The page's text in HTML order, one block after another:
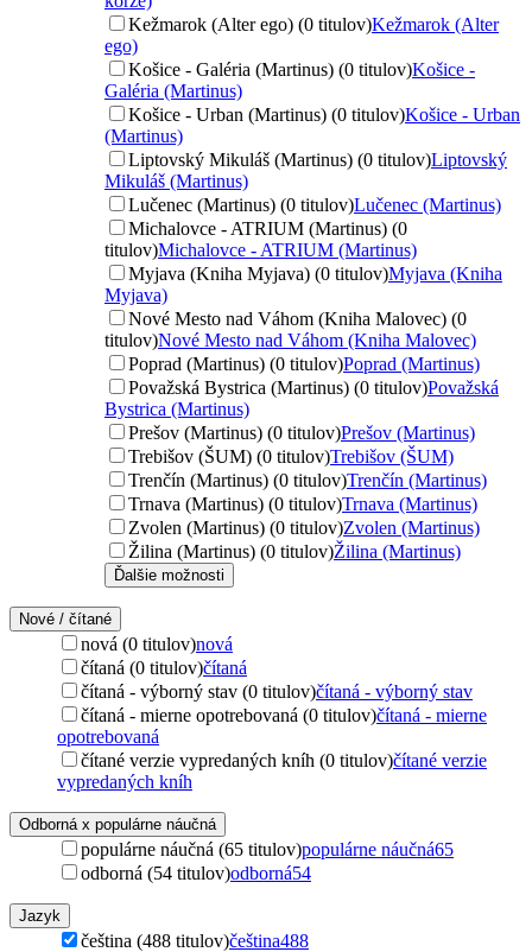
Kežmarok (Alter ego) (0 titulov)Kežmarok (Alter
ego)
Košice - Galéria (Martinus) (0 titulov)Košice -
Galéria (Martinus)
Košice - Urban (Martinus) (0 titulov)Košice - Urban
(Martinus)
Liptovský Mikuláš (Martinus) (0 titulov)Liptovský
Mikuláš (Martinus)
Lučenec (Martinus) (0 titulov)Lučenec (Martinus)
Michalovce - ATRIUM (Martinus) (0
titulov)Michalovce - ATRIUM (Martinus)
Myjava (Kniha Myjava) (0 titulov)Myjava (Kniha
Myjava)
Nové Mesto nad Váhom (Kniha Malovec) (0
titulov)Nové Mesto nad Váhom (Kniha Malovec)
Poprad (Martinus) (0 titulov)Poprad (Martinus)
Považská Bystrica (Martinus) (0 titulov)Považská
Bystrica (Martinus)
Prešov (Martinus) (0 titulov)Prešov (Martinus)
Trebišov (ŠUM) (0 titulov)Trebišov (ŠUM)
Trenčín (Martinus) (0 titulov)Trenčín (Martinus)
Trnava (Martinus) (0 titulov)Trnava (Martinus)
Zvolen (Martinus) (0 titulov)Zvolen (Martinus)
Žilina (Martinus) (0 titulov)Žilina (Martinus)
Ďalšie možnosti
Nové / čítané
nová (0 titulov)nová
čítaná (0 titulov)čítaná
čítaná - výborný stav (0 titulov)čítaná - výborný stav
čítaná - mierne opotrebovaná (0 titulov)čítaná - mierne
opotrebovaná
čítané verzie vypredaných kníh (0 titulov)čítané verzie
vypredaných kníh
Odborná x populárne náučná
populárne náučná (65 titulov)populárne náučná65
odborná (54 titulov)odborná54
Jazyk
čeština (488 titulov)čeština488